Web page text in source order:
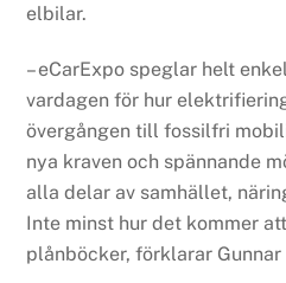
elbilar.
– eCarExpo speglar helt
vardagen för hur
övergången till fossilfri
nya kraven och spännande
alla delar av samhället,
Inte minst hur det kommer
plånböcker, förklarar Gunnar